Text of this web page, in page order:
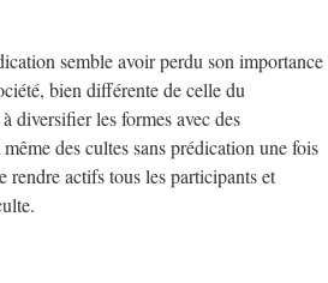
semble avoir perdu son importance
bien différente de celle du
diversifier les formes avec des
des cultes sans prédication une fois
rendre actifs tous les participants et